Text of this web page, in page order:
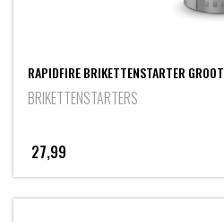
RAPIDFIRE BRIKETTENSTARTER GROOT
BRIKETTENSTARTERS
27,99